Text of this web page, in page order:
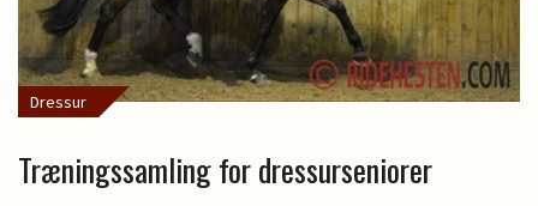
Dressur
Træningssamling for dressurseniorer